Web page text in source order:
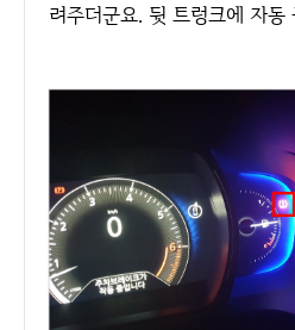
려주더군요. 뒷 트렁크에 자동